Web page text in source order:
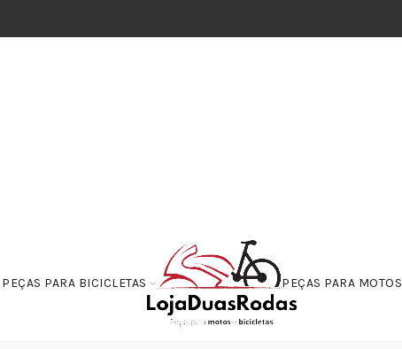
PEÇAS PARA BICICLETAS PEÇAS PARA MOTOS
Interruptor de Freio Dianteiro Biz 100 98 a 2005 e Elite 125